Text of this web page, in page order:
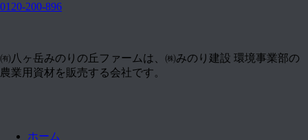
0120-200-896
㈲八ヶ岳みのりの丘ファームは、㈱みのり建設 環境事業部の
農業用資材を販売する会社です。
ホーム